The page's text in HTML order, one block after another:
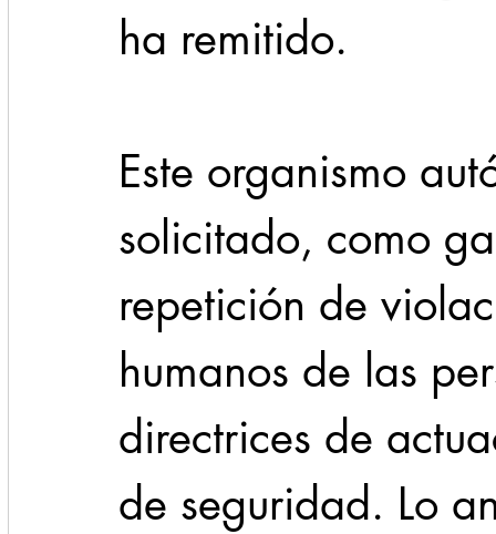
ha remitido.
Este organismo
solicitado, como
repetición de
humanos de las
directrices de
de seguridad. Lo